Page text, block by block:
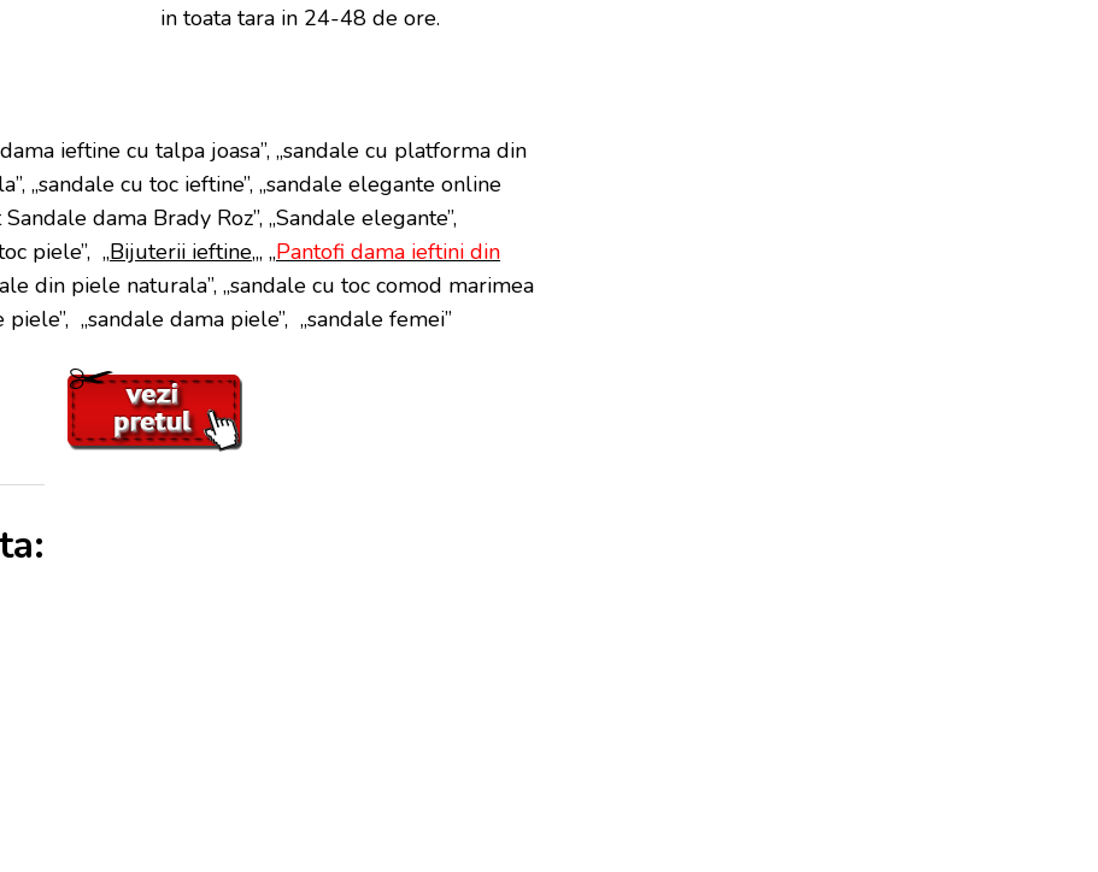
in toata tara in 24-48 de ore.
ieftine cu talpa joasa”, „sandale cu platforma din
„sandale cu toc ieftine”, „sandale elegante online
Sandale dama Brady Roz”, „Sandale elegante”,
piele”, „Bijuterii ieftine„, „Pantofi dama ieftini din
din piele naturala”, „sandale cu toc comod marimea
piele”, „sandale dama piele”, „sandale femei”